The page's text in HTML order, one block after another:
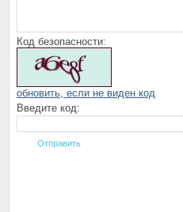
Код безопасности:
обновить, если не виден код
Введите код: